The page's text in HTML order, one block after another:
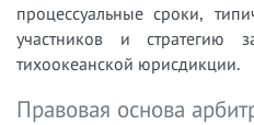
процессуальные сроки,
участников и стратегию
тихоокеанской юрисдикции.
Правовая основа